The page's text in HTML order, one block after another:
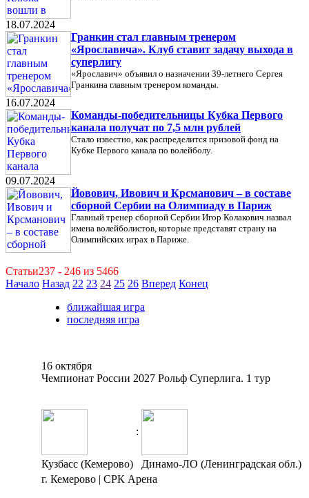
18.07.2024
Гранкин стал главным тренером
«Ярославича». Клуб ставит задачу выхода в
суперлигу
«Ярославич» объявил о назначении 39-летнего Сергея
Гранкина главным тренером команды.
16.07.2024
Команды-победительницы Кубка Первого
канала получат по 7,5 млн рублей
Стало известно, как распределится призовой фонд на
Кубке Первого канала по волейболу.
09.07.2024
Йовович, Ивович и Крсманович – в составе
сборной Сербии на Олимпиаду в Париж
Главный тренер сборной Сербии Игор Колакович назвал
имена волейболистов, которые представят страну на
Олимпийских играх в Париже.
Статьи237 - 246 из 5466
Начало Назад 22 23 24 25 26 Вперед Конец
ближайшая игра
последняя игра
16 октября
Чемпионат России 2027 Рольф Суперлига. 1 тур
:
Кузбасс (Кемерово)
Динамо-ЛО (Ленинградская обл.)
г. Кемерово | СРК Арена